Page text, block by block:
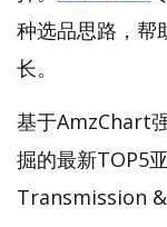
种选品思路，帮
长。
基于AmzChart
掘的最新TOP5
Transmission &